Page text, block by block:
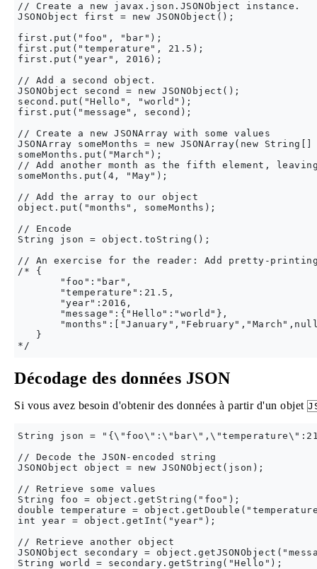
// Create a new javax.json.JSONObject instance.
JSONObject first = new JSONObject();
first.put("foo", "bar");
first.put("temperature", 21.5);
first.put("year", 2016);
// Add a second object.
JSONObject second = new JSONObject();
second.put("Hello", "world");
first.put("message", second);
// Create a new JSONArray with some values
JSONArray someMonths = new JSONArray(new
someMonths.put("March");
// Add another month as the fifth element,
someMonths.put(4, "May");
// Add the array to our object
object.put("months", someMonths);
// Encode
String json = object.toString();
// An exercise for the reader: Add pretty-
/* {
       "foo":"bar",
       "temperature":21.5,
       "year":2016,
       "message":{"Hello":"world"},
   }
Décodage des données JSON
Si vous avez besoin d'obtenir des données à partir d'un objet
String json =
// Decode the JSON-encoded string
JSONObject object = new JSONObject(json);
// Retrieve some values
String foo = object.getString("foo");
double temperature =
int year = object.getInt("year");
// Retrieve another object
JSONObject secondary =
String world = secondary.getString("Hello");